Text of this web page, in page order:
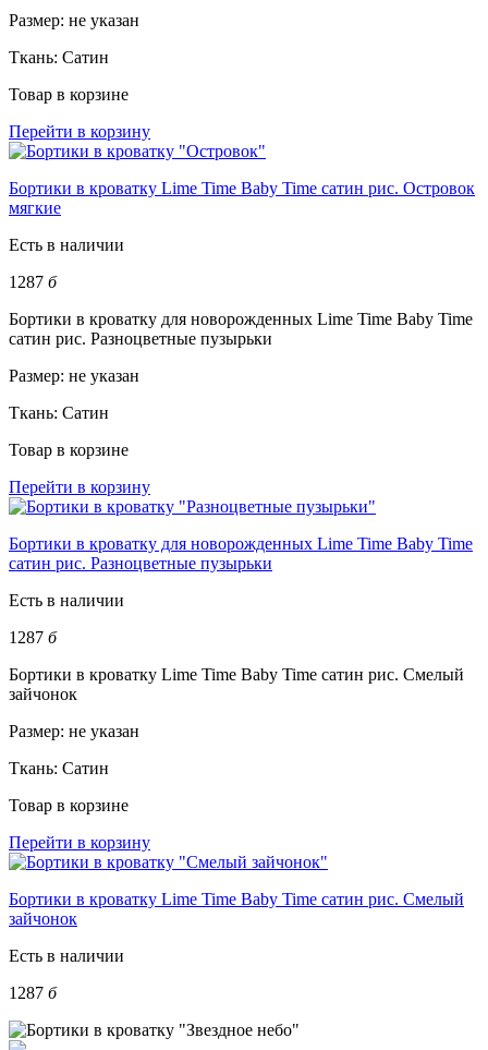
Размер: не указан
Ткань: Сатин
Товар в корзине
Перейти в корзину
Бортики в кроватку Lime Time Baby Time сатин рис. Островок
мягкие
Есть в наличии
1287 б
Бортики в кроватку для новорожденных Lime Time Baby Time
сатин рис. Разноцветные пузырьки
Размер: не указан
Ткань: Сатин
Товар в корзине
Перейти в корзину
Бортики в кроватку для новорожденных Lime Time Baby Time
сатин рис. Разноцветные пузырьки
Есть в наличии
1287 б
Бортики в кроватку Lime Time Baby Time сатин рис. Смелый
зайчонок
Размер: не указан
Ткань: Сатин
Товар в корзине
Перейти в корзину
Бортики в кроватку Lime Time Baby Time сатин рис. Смелый
зайчонок
Есть в наличии
1287 б